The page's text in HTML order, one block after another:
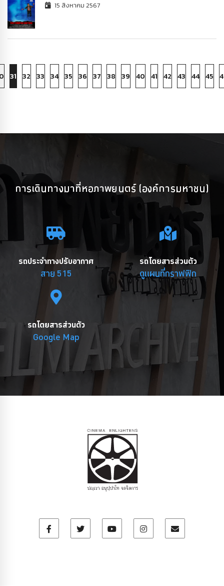
15 สิงหาคม 2567
31 32 33 34 35 36 37 38 39 40 41 42 43 44 45
การเดินทางมาที่หอภาพยนตร์ (องค์การมหาชน)
รถประจำทางปรับอากาศ
สาย 515
รถโดยสารส่วนตัว
ดูแผนที่กราฟฟิก
รถโดยสารส่วนตัว
Google Map